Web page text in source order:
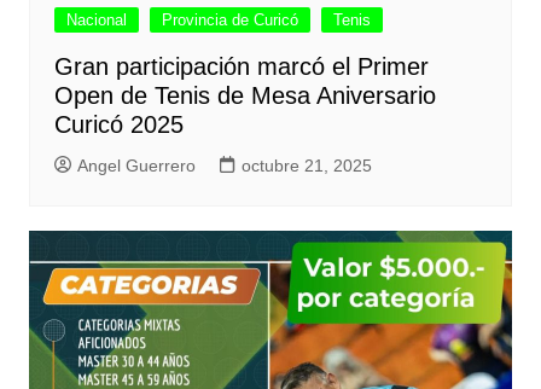
Nacional Provincia de Curicó Tenis
Gran participación marcó el Primer
Open de Tenis de Mesa Aniversario
Curicó 2025
Angel Guerrero octubre 21, 2025